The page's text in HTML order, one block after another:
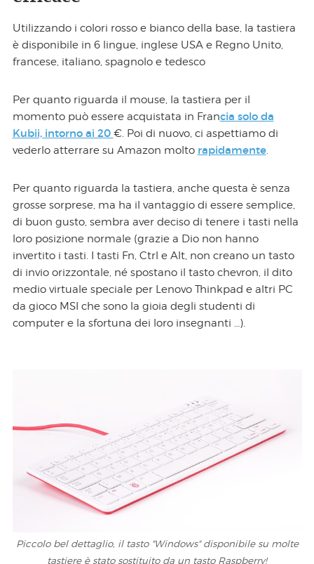
Utilizzando i colori rosso e bianco della base, la tastiera
è disponibile in 6 lingue, inglese USA e Regno Unito,
francese, italiano, spagnolo e tedesco
Per quanto riguarda il mouse, la tastiera per il
momento può essere acquistata in Francia solo da
Kubii, intorno ai 20 €. Poi di nuovo, ci aspettiamo di
vederlo atterrare su Amazon molto rapidamente.
Per quanto riguarda la tastiera, anche questa è senza
grosse sorprese, ma ha il vantaggio di essere semplice,
di buon gusto, sembra aver deciso di tenere i tasti nella
loro posizione normale (grazie a Dio non hanno
invertito i tasti. I tasti Fn, Ctrl e Alt, non creano un tasto
di invio orizzontale, né spostano il tasto chevron, il dito
medio virtuale speciale per Lenovo Thinkpad e altri PC
da gioco MSI che sono la gioia degli studenti di
computer e la sfortuna dei loro insegnanti …).
Piccolo bel dettaglio, il tasto "Windows" disponibile su molte
tastiere è stato sostituito da un tasto Raspberry!